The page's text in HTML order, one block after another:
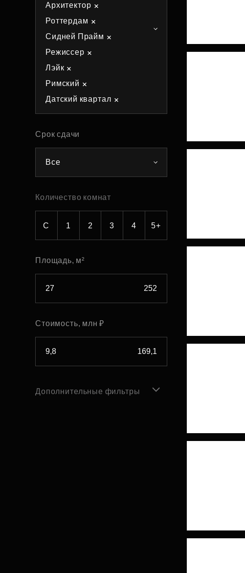
Архитектор
Роттердам
Сидней Прайм
Режиссер
Лэйк
Римский
Датский квартал
Срок сдачи
Все
Количество комнат
С 1 2 3 4 5+
Площадь, м²
Стоимость, млн ₽
Дополнительные фильтры